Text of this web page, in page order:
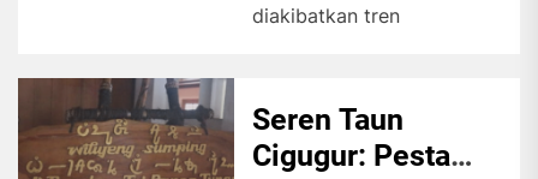
diakibatkan tren
Digitalisasi membuat...
Seren Taun
Cigugur: Pesta